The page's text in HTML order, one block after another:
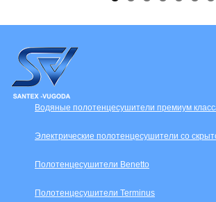
Водяные полотенцесушители премиум
Электрические полотенцесушители со
Полотенцесушители Benetto
Полотенцесушители Terminus